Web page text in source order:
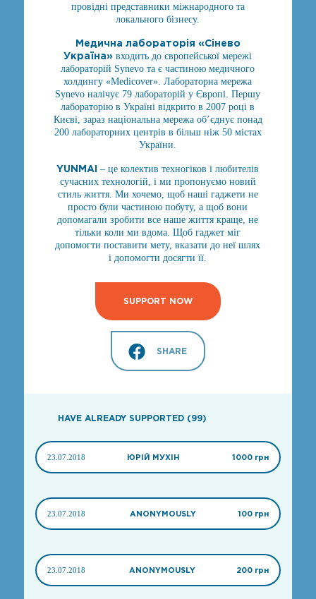
провідні представники міжнародного та
локального бізнесу.
Медична лабораторія «Сінево
Україна» входить до європейської мережі
лабораторій Synevo та є частиною медичного
холдингу «Medicover». Лабораторна мережа
Synevo налічує 79 лабораторій у Європі. Першу
лабораторію в Україні відкрито в 2007 році в
Києві, зараз національна мережа об’єднує понад
200 лабораторних центрів в більш ніж 50 містах
України.
YUNMAI– це колектив техногіков і любителів
сучасних технологій, і ми пропонуємо новий
стиль життя. Ми хочемо, щоб наші гаджети не
просто були частиною побуту, а щоб вони
допомагали зробити все наше життя краще, не
тільки коли ми вдома. Щоб гаджет міг
допомогти поставити мету, вказати до неї шлях
і допомогти досягти її.
SUPPORT NOW
SHARE
HAVE ALREADY SUPPORTED (99)
23.07.2018 ЮРІЙ МУХІН 1000 грн
23.07.2018 ANONYMOUSLY 100 грн
23.07.2018 ANONYMOUSLY 200 грн